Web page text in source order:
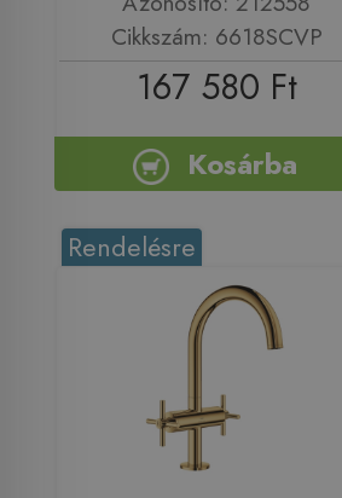
Cikkszám: 6618SCVP
167 580 Ft
Kosárba
Rendelésre